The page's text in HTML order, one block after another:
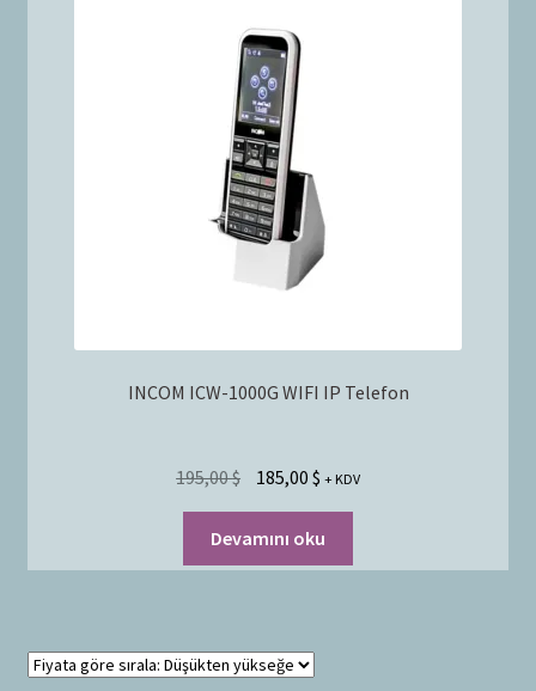
INCOM ICW-1000G WIFI IP Telefon
195,00$ 185,00 $ + KDV
Devamını oku